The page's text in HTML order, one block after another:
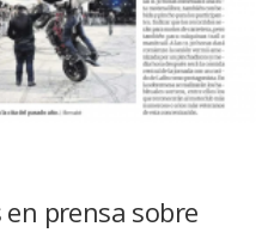
prensa sobre